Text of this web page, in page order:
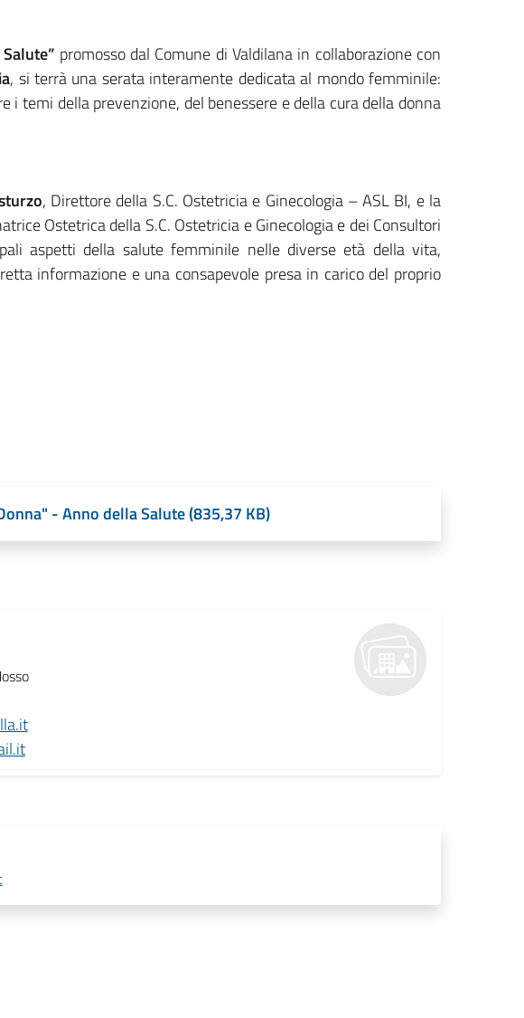
promosso dal Comune di Valdilana in collaborazione con
, si terrà una serata interamente dedicata al mondo femminile:
i temi della prevenzione, del benessere e della cura della donna
, Direttore della S.C. Ostetricia e Ginecologia – ASL BI, e la
Ostetrica della S.C. Ostetricia e Ginecologia e dei Consultori
aspetti della salute femminile nelle diverse età della vita,
informazione e una consapevole presa in carico del proprio
- Anno della Salute (835,37 KB)